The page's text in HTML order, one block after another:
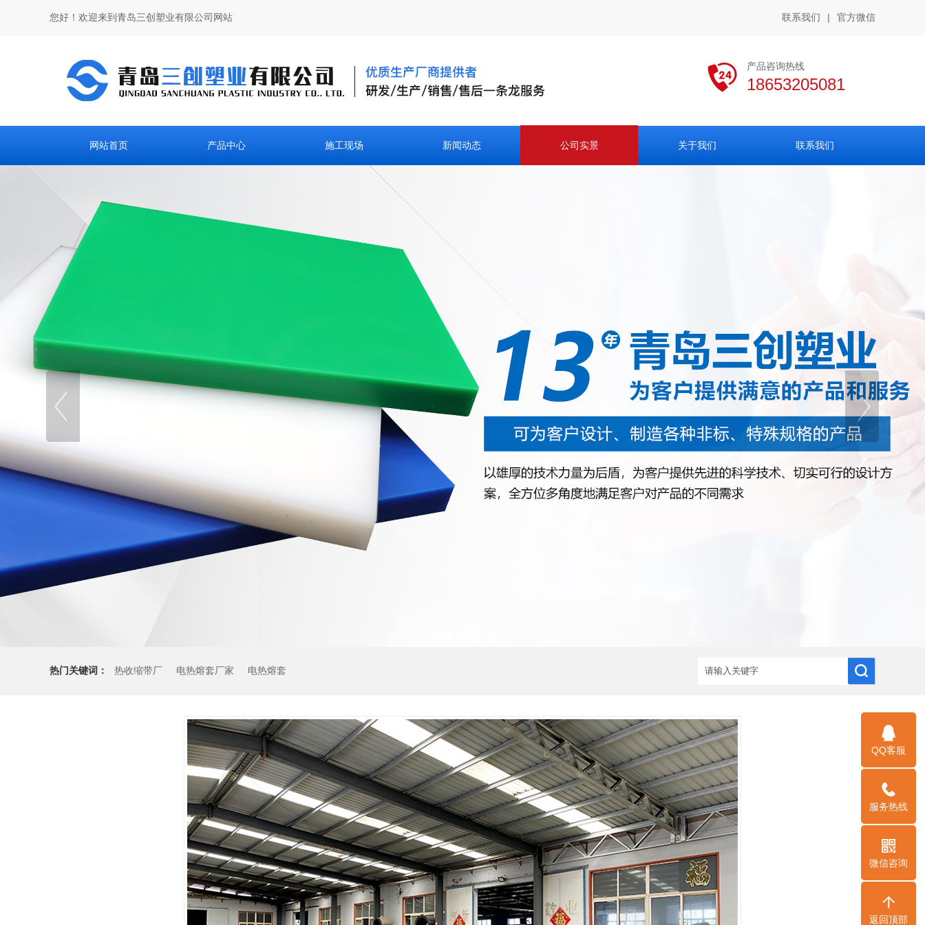
您好！欢迎来到青岛三创塑业有限公司网站 联系我们 | 官方微信
产品咨询热线
18653205081
网站首页 产品中心 施工现场 新闻动态 公司实景 关于我们 联系我们
热门关键词： 热收缩带厂 电热熔套厂家 电热熔套
QQ客服
服务热线
微信咨询
返回顶部